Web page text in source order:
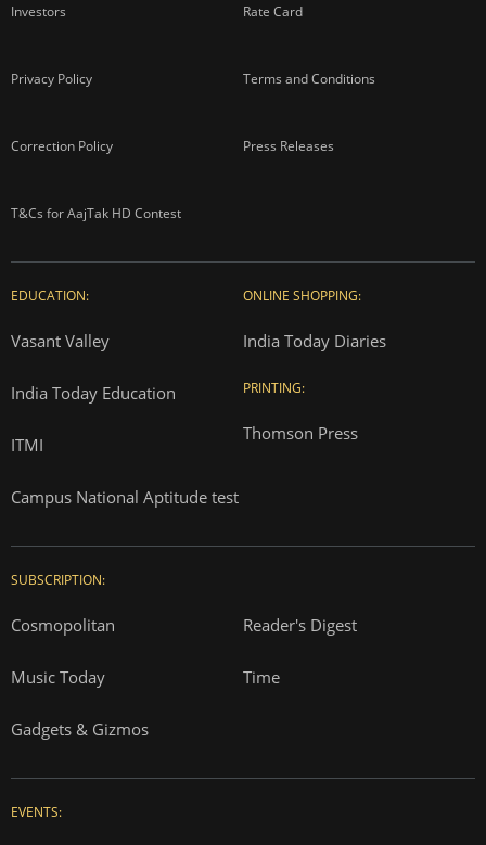
Investors Rate Card
Privacy Policy Terms and Conditions
Correction Policy Press Releases
T&Cs for AajTak HD Contest
EDUCATION:
Vasant Valley
India Today Education
ITMI
Campus National Aptitude test
ONLINE SHOPPING:
India Today Diaries
PRINTING:
Thomson Press
SUBSCRIPTION:
Cosmopolitan Reader's Digest
Music Today Time
Gadgets & Gizmos
EVENTS: